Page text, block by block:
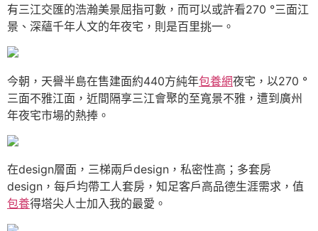
有三江交匯的浩瀚美景屈指可數，而可以或許看270 °三面江
景、深蘊千年人文的年夜宅，則是百里挑一。
今朝，天譽半島在售建面約440方純年包養網夜宅，以270 °
三面不雅江面，近間隔享三江會聚的至寬景不雅，遭到廣州
年夜宅市場的熱捧。
在design層面，三梯兩戶design，私密性高；多套房
design，每戶均帶工人套房，知足客戶高品德生涯需求，值
包養得塔尖人士加入我的最愛。